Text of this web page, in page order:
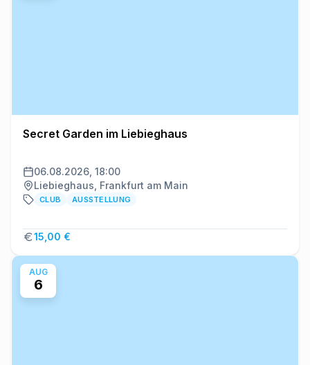
Secret Garden im Liebieghaus
06.08.2026, 18:00
Liebieghaus, Frankfurt am Main
CLUB AUSSTELLUNG
15,00 €
AUG
6